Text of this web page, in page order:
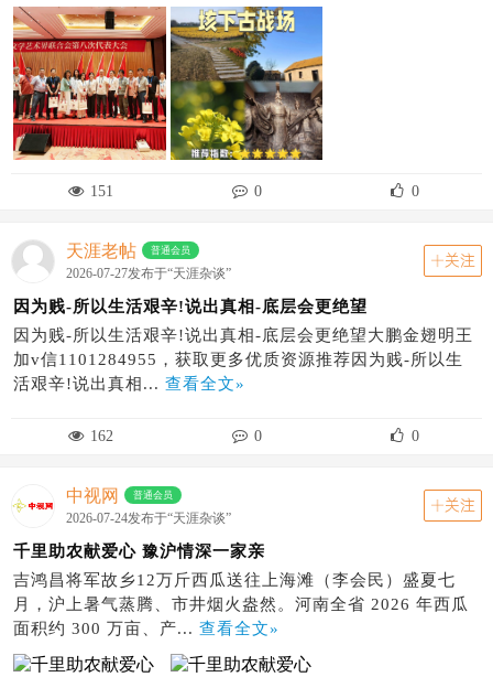
151 0 0
天涯老帖 普通会员
2026-07-27发布于“天涯杂谈”
关注
因为贱-所以生活艰辛!说出真相-底层会更绝望
因为贱-所以生活艰辛!说出真相-底层会更绝望大鹏金翅明王
加v信1101284955，获取更多优质资源推荐因为贱-所以生
活艰辛!说出真相... 查看全文»
162 0 0
中视网 普通会员
2026-07-24发布于“天涯杂谈”
关注
千里助农献爱心 豫沪情深一家亲
吉鸿昌将军故乡12万斤西瓜送往上海滩（李会民）盛夏七
月，沪上暑气蒸腾、市井烟火盎然。河南全省 2026 年西瓜
面积约 300 万亩、产... 查看全文»